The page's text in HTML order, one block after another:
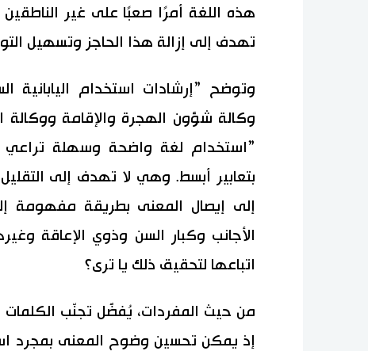
هذه اللغة أمرًا صعبًا على غير الناطقين
تهدف إلى إزالة هذا الحاجز وتسهيل
وتوضح ”إرشادات استخدام اليابانية
وكالة شؤون الهجرة والإقامة ووكالة
”استخدام لغة واضحة وسهلة تراعي
بتعابير أبسط. وهي لا تهدف إلى
إلى إيصال المعنى بطريقة
الأجانب وكبار السن وذوي الإعاقة
اتباعها لتحقيق ذلك يا ترى؟
من حيث المفردات، يُفضَّل تجنّب
إذ يمكن تحسين وضوح المعنى بمجرد